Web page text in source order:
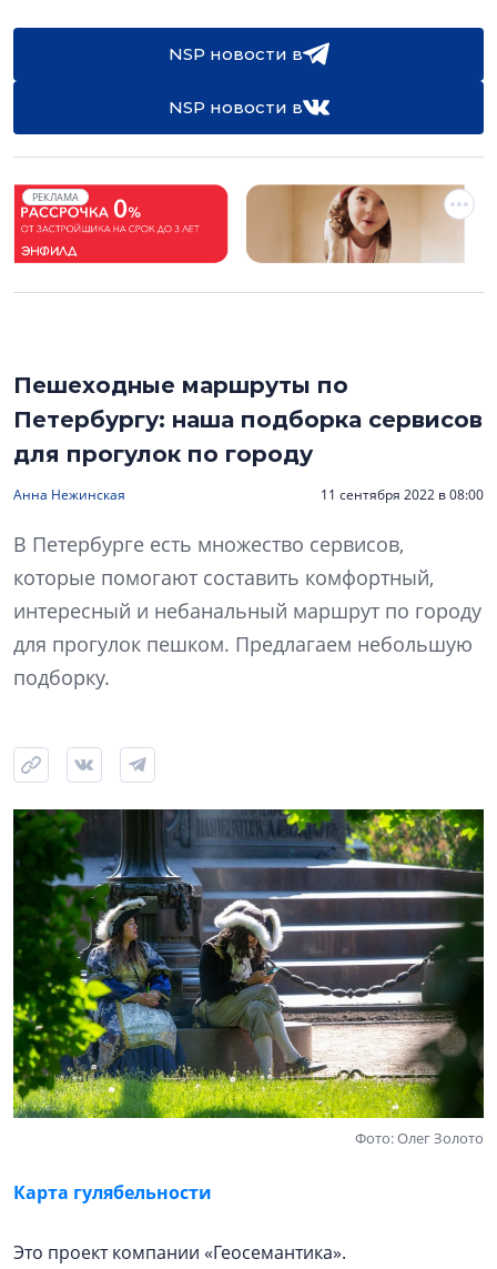
NSP новости в
NSP новости в
РЕКЛАМА
Пешеходные маршруты по
Петербургу: наша подборка сервисов
для прогулок по городу
Анна Нежинская 11 сентября 2022 в 08:00
В Петербурге есть множество сервисов,
которые помогают составить комфортный,
интересный и небанальный маршрут по городу
для прогулок пешком. Предлагаем небольшую
подборку.
Фото: Олег Золото
Карта гулябельности
Это проект компании «Геосемантика».